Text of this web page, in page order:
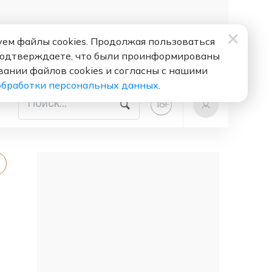
18+
файлы cookies. Продолжая пользоваться
что были проинформированы
файлов cookies и согласны с нашими
персональных данных.